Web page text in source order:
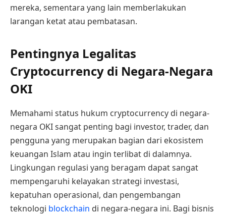
mereka, sementara yang lain memberlakukan
larangan ketat atau pembatasan.
Pentingnya Legalitas
Cryptocurrency di Negara-Negara
OKI
Memahami status hukum cryptocurrency di negara-
negara OKI sangat penting bagi investor, trader, dan
pengguna yang merupakan bagian dari ekosistem
keuangan Islam atau ingin terlibat di dalamnya.
Lingkungan regulasi yang beragam dapat sangat
mempengaruhi kelayakan strategi investasi,
kepatuhan operasional, dan pengembangan
teknologi blockchain di negara-negara ini. Bagi bisnis